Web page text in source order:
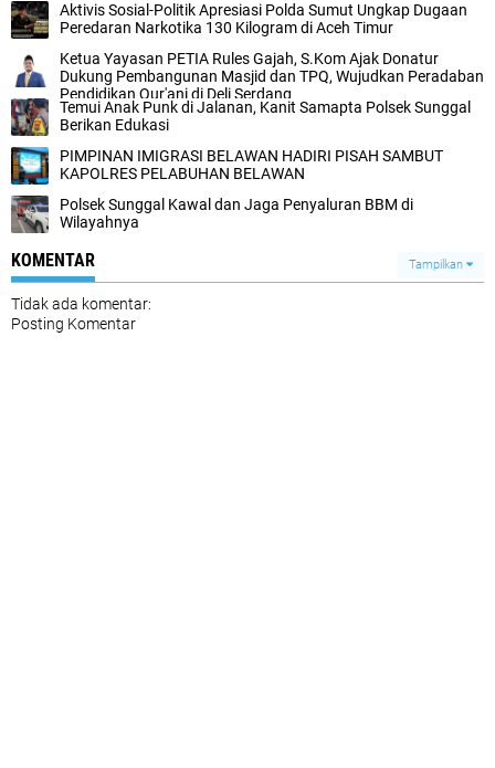
Aktivis Sosial-Politik Apresiasi Polda Sumut Ungkap Dugaan
Peredaran Narkotika 130 Kilogram di Aceh Timur
Ketua Yayasan PETIA Rules Gajah, S.Kom Ajak Donatur
Dukung Pembangunan Masjid dan TPQ, Wujudkan Peradaban
Pendidikan Qur'ani di Deli Serdang
Temui Anak Punk di Jalanan, Kanit Samapta Polsek Sunggal
Berikan Edukasi
PIMPINAN IMIGRASI BELAWAN HADIRI PISAH SAMBUT
KAPOLRES PELABUHAN BELAWAN
Polsek Sunggal Kawal dan Jaga Penyaluran BBM di
Wilayahnya
KOMENTAR Tampilkan
Tidak ada komentar:
Posting Komentar